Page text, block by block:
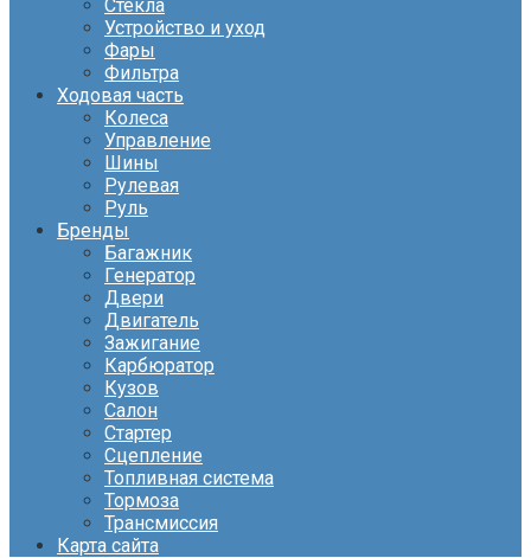
Стекла
Устройство и уход
Фары
Фильтра
Ходовая часть
Колеса
Управление
Шины
Рулевая
Руль
Бренды
Багажник
Генератор
Двери
Двигатель
Зажигание
Карбюратор
Кузов
Салон
Стартер
Сцепление
Топливная система
Тормоза
Трансмиссия
Карта сайта